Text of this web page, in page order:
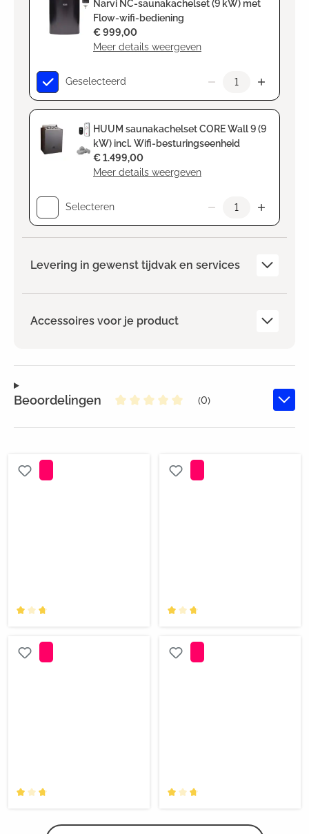
Narvi NC-saunakachelset (9 kW) met
Flow-wifi-bediening
Meer details weergeven
€ 999,00
Geselecteerd
HUUM saunakachelset CORE Wall 9 (9
kW) incl. Wifi-besturingseenheid
Meer details weergeven
€ 1.499,00
Selecteren
Levering in gewenst tijdvak en services
Accessoires voor je product
Beoordelingen
(0)